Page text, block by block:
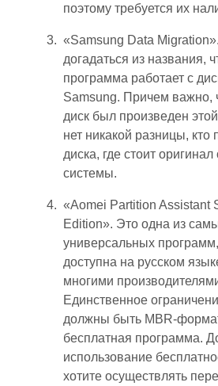
поэтому требуется их
«Samsung Data
догадаться из названия,
программа работает с
Samsung. Причем важно,
диск был произведен
нет никакой разницы, кто
диска, где стоит
системы.
«Aomei Partition Assistant
Edition». Это одна из
универсальных
доступна на русском
многими
Единственное
должны быть MBR-
бесплатная программа.
использование
хотите осуществлять